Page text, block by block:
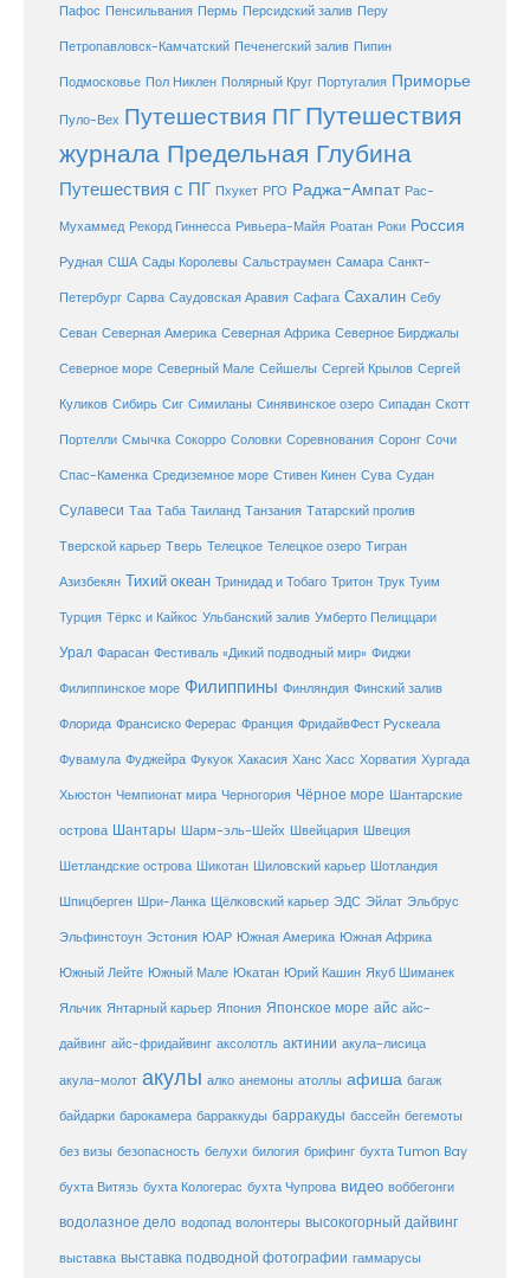
Пафос Пенсильвания Пермь Персидский залив Перу
Петропавловск-Камчатский Печенегский залив Пипин
Подмосковье Пол Никлен Полярный Круг Португалия Приморье
Пуло-Вех Путешествия ПГ Путешествия
журнала Предельная Глубина
Путешествия с ПГ Пхукет РГО Раджа-Ампат Рас-
Мухаммед Рекорд Гиннесса Ривьера-Майя Роатан Роки Россия
Рудная США Сады Королевы Сальстраумен Самара Санкт-
Петербург Сарва Саудовская Аравия Сафага Сахалин Себу
Севан Северная Америка Северная Африка Северное Бирджалы
Северное море Северный Мале Сейшелы Сергей Крылов Сергей
Куликов Сибирь Сиг Симиланы Синявинское озеро Сипадан Скотт
Портелли Смычка Сокорро Соловки Соревнования Соронг Сочи
Спас-Каменка Средиземное море Стивен Кинен Сува Судан
Сулавеси Таа Таба Таиланд Танзания Татарский пролив
Тверской карьер Тверь Телецкое Телецкое озеро Тигран
Азизбекян Тихий океан Тринидад и Тобаго Тритон Трук Туим
Турция Тёркс и Кайкос Ульбанский залив Умберто Пелиццари
Урал Фарасан Фестиваль «Дикий подводный мир» Фиджи
Филиппинское море Филиппины Финляндия Финский залив
Флорида Франсиско Ферерас Франция ФридайвФест Рускеала
Фувамула Фуджейра Фукуок Хакасия Ханс Хасс Хорватия Хургада
Хьюстон Чемпионат мира Черногория Чёрное море Шантарские
острова Шантары Шарм-эль-Шейх Швейцария Швеция
Шетландские острова Шикотан Шиловский карьер Шотландия
Шпицберген Шри-Ланка Щёлковский карьер ЭДС Эйлат Эльбрус
Эльфинстоун Эстония ЮАР Южная Америка Южная Африка
Южный Лейте Южный Мале Юкатан Юрий Кашин Якуб Шиманек
Яльчик Янтарный карьер Япония Японское море айс айс-
дайвинг айс-фридайвинг аксолотль актинии акула-лисица
акула-молот акулы алко анемоны атоллы афиша багаж
байдарки барокамера барраккуды барракуды бассейн бегемоты
без визы безопасность белухи билогия брифинг бухта Tumon Bay
бухта Витязь бухта Кологерас бухта Чупрова видео воббегонги
водолазное дело водопад волонтеры высокогорный дайвинг
выставка выставка подводной фотографии гаммарусы